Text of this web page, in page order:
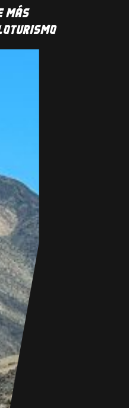
MÁS